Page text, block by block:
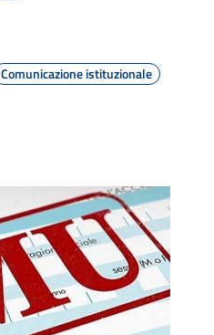
Comunicazione istituzionale